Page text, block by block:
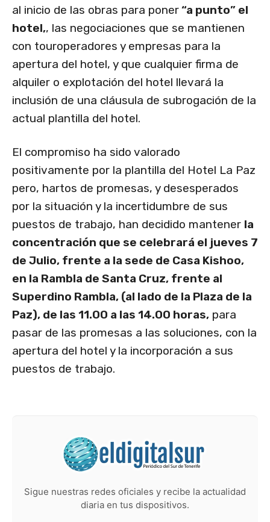
al inicio de las obras para poner“a punto” el
hotel,, las negociaciones que se mantienen
con touroperadores y empresas para la
apertura del hotel, y que cualquier firma de
alquiler o explotación del hotel llevará la
inclusión de una cláusula de subrogación de la
actual plantilla del hotel.
El compromiso ha sido valorado
positivamente por la plantilla del Hotel La Paz
pero, hartos de promesas, y desesperados
por la situación y la incertidumbre de sus
puestos de trabajo, han decidido mantener la
concentración que se celebrará el jueves 7
de Julio, frente a la sede de Casa Kishoo,
en la Rambla de Santa Cruz, frente al
Superdino Rambla, (al lado de la Plaza de la
Paz), de las 11.00 a las 14.00 horas, para
pasar de las promesas a las soluciones, con la
apertura del hotel y la incorporación a sus
puestos de trabajo.
Sigue nuestras redes oficiales y recibe la actualidad
diaria en tus dispositivos.